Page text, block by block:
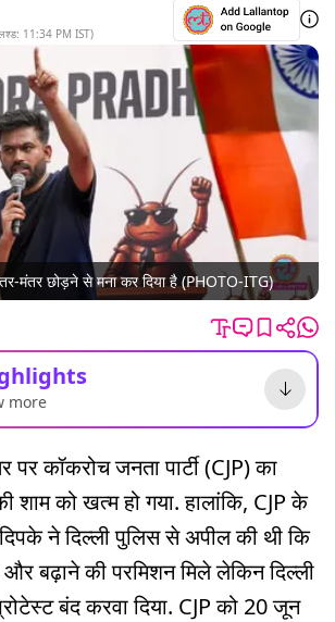
11:34 PM IST)
मंतर छोड़ने से मना कर दिया है (PHOTO-ITG)
more
पर कॉकरोच जनता पार्टी (CJP) का
शाम को खत्म हो गया. हालांकि, CJP के
ने दिल्ली पुलिस से अपील की थी कि
बढ़ाने की परमिशन मिले लेकिन दिल्ली
बंद करवा दिया. CJP को 20 जून